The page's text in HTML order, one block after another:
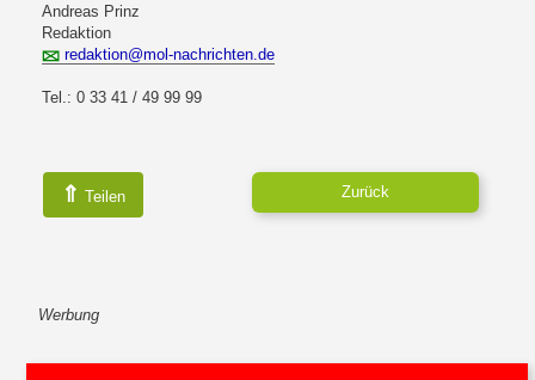
Andreas Prinz
Redaktion
redaktion@mol-nachrichten.de
Tel.: 0 33 41 / 49 99 99
⇑ Teilen Zurück
Werbung